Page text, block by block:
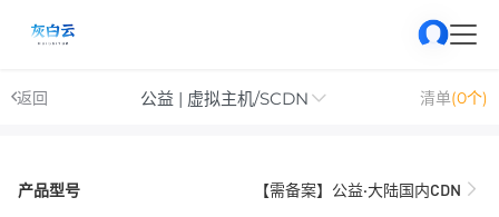
返回 公益 | 虚拟主机/SCDN 清单(0个)
产品型号 【需备案】公益·大陆国内CDN